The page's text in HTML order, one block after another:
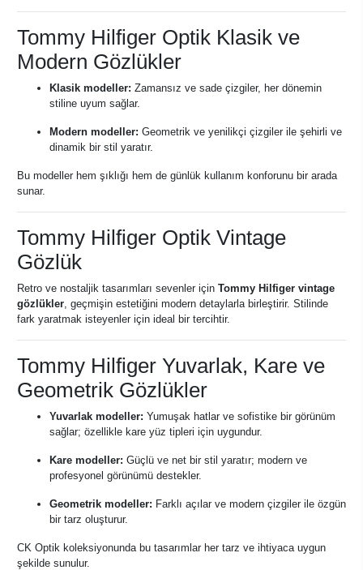
Tommy Hilfiger Optik Klasik ve
Modern Gözlükler
Klasik modeller: Zamansız ve sade çizgiler, her dönemin
stiline uyum sağlar.
Modern modeller: Geometrik ve yenilikçi çizgiler ile şehirli ve
dinamik bir stil yaratır.
Bu modeller hem şıklığı hem de günlük kullanım konforunu bir arada
sunar.
Tommy Hilfiger Optik Vintage
Gözlük
Retro ve nostaljik tasarımları sevenler için Tommy Hilfiger vintage
gözlükler, geçmişin estetiğini modern detaylarla birleştirir. Stilinde
fark yaratmak isteyenler için ideal bir tercihtir.
Tommy Hilfiger Yuvarlak, Kare ve
Geometrik Gözlükler
Yuvarlak modeller: Yumuşak hatlar ve sofistike bir görünüm
sağlar; özellikle kare yüz tipleri için uygundur.
Kare modeller: Güçlü ve net bir stil yaratır; modern ve
profesyonel görünümü destekler.
Geometrik modeller: Farklı açılar ve modern çizgiler ile özgün
bir tarz oluşturur.
CK Optik koleksiyonunda bu tasarımlar her tarz ve ihtiyaca uygun
şekilde sunulur.